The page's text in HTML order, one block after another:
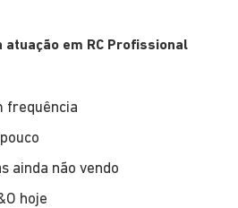
atuação em RC Profissional
frequência
ainda não vendo
hoje